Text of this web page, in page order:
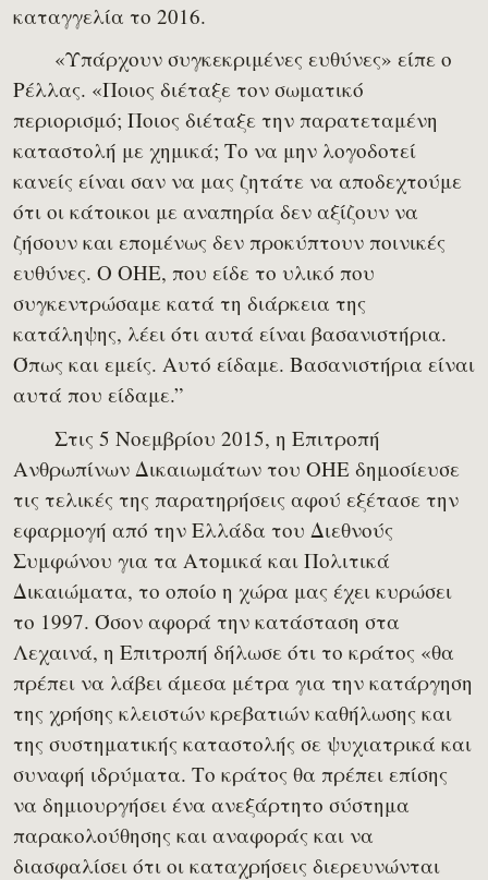
καταγγελία το 2016.
«Υπάρχουν συγκεκριμένες ευθύνες» είπε ο
Ρέλλας. «Ποιος διέταξε τον σωματικό
περιορισμό; Ποιος διέταξε την παρατεταμένη
καταστολή με χημικά; Το να μην λογοδοτεί
κανείς είναι σαν να μας ζητάτε να αποδεχτούμε
ότι οι κάτοικοι με αναπηρία δεν αξίζουν να
ζήσουν και επομένως δεν προκύπτουν ποινικές
ευθύνες. Ο ΟΗΕ, που είδε το υλικό που
συγκεντρώσαμε κατά τη διάρκεια της
κατάληψης, λέει ότι αυτά είναι βασανιστήρια.
Όπως και εμείς. Αυτό είδαμε. Βασανιστήρια είναι
αυτά που είδαμε.”
Στις 5 Νοεμβρίου 2015, η Επιτροπή
Ανθρωπίνων Δικαιωμάτων του ΟΗΕ δημοσίευσε
τις τελικές της παρατηρήσεις αφού εξέτασε την
εφαρμογή από την Ελλάδα του Διεθνούς
Συμφώνου για τα Ατομικά και Πολιτικά
Δικαιώματα, το οποίο η χώρα μας έχει κυρώσει
το 1997. Όσον αφορά την κατάσταση στα
Λεχαινά, η Επιτροπή δήλωσε ότι το κράτος «θα
πρέπει να λάβει άμεσα μέτρα για την κατάργηση
της χρήσης κλειστών κρεβατιών καθήλωσης και
της συστηματικής καταστολής σε ψυχιατρικά και
συναφή ιδρύματα. Το κράτος θα πρέπει επίσης
να δημιουργήσει ένα ανεξάρτητο σύστημα
παρακολούθησης και αναφοράς και να
διασφαλίσει ότι οι καταχρήσεις διερευνώνται